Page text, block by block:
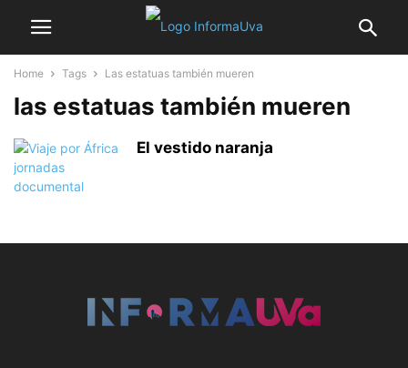
Home Tags Las estatuas también mueren
las estatuas también mueren
El vestido naranja